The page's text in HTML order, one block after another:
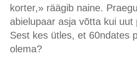
korter,» räägib naine.
abielupaar asja võtta kui uut
Sest kes ütles, et 60ndates
olema?